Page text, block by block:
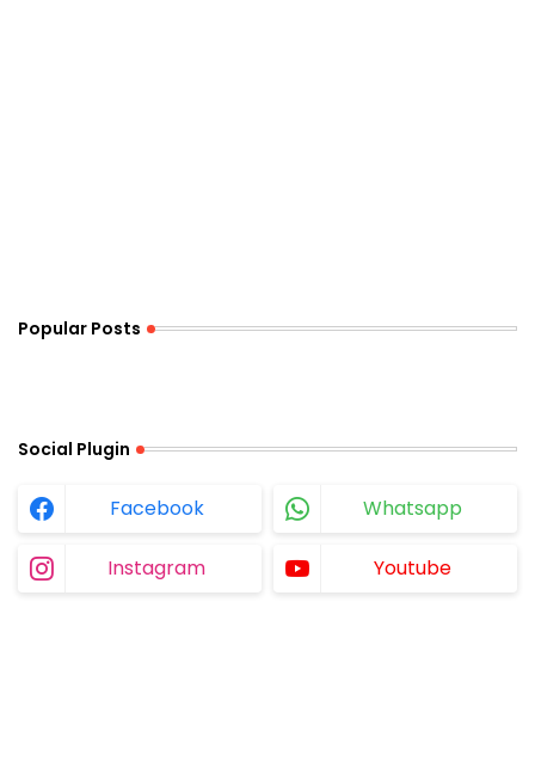
Popular Posts
Social Plugin
Facebook Whatsapp
Instagram Youtube